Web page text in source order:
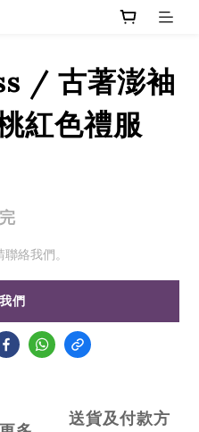
/ 古著澎袖
紅色禮服
絡我們。
們
送貨及付款方